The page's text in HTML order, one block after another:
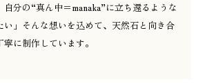
自分の“真ん中＝manaka”に立ち還るような
い」そんな想いを込めて、天然石と向き合
に制作しています。